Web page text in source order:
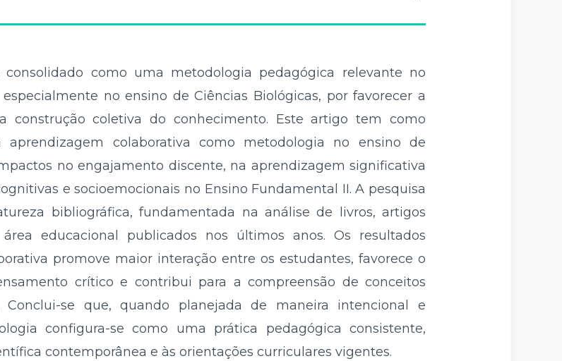
como uma metodologia pedagógica relevante no
no ensino de Ciências Biológicas, por favorecer a
construção coletiva do conhecimento. Este artigo tem como
colaborativa como metodologia no ensino de
no engajamento discente, na aprendizagem significativa
e socioemocionais no Ensino Fundamental II. A pesquisa
bibliográfica, fundamentada na análise de livros, artigos
educacional publicados nos últimos anos. Os resultados
promove maior interação entre os estudantes, favorece o
crítico e contribui para a compreensão de conceitos
se que, quando planejada de maneira intencional e
configura-se como uma prática pedagógica consistente,
contemporânea e às orientações curriculares vigentes.